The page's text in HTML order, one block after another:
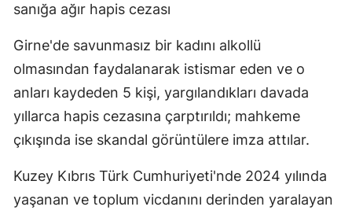
sanığa ağır hapis cezası
Girne'de savunmasız bir kadını alkollü
olmasından faydalanarak istismar eden ve o
anları kaydeden 5 kişi, yargılandıkları davada
yıllarca hapis cezasına çarptırıldı; mahkeme
çıkışında ise skandal görüntülere imza attılar.
Kuzey Kıbrıs Türk Cumhuriyeti'nde 2024 yılında
yaşanan ve toplum vicdanını derinden yaralayan